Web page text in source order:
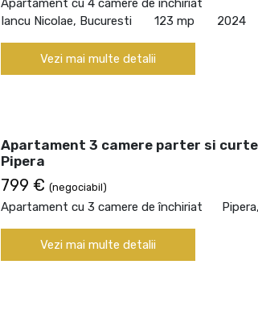
Iancu Nicolae, Bucuresti
123 mp 2024
Vezi mai multe detalii
Apartament 3 camere parter si curte
Pipera
799 € (negociabil)
Apartament cu 3 camere de închiriat
Vezi mai multe detalii